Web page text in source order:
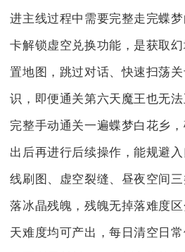
进主线过程中需要完整走完蝶
卡解锁虚空兑换功能，是获取
置地图，跳过对话、快速扫荡
识，即便通关第六天魔王也无法
完整手动通关一遍蝶梦白花乡
出后再进行后续操作，能规避
线刷图、虚空裂缝、昼夜空间
落冰晶残魄，残魄无掉落难度
天难度均可产出，每日清空日